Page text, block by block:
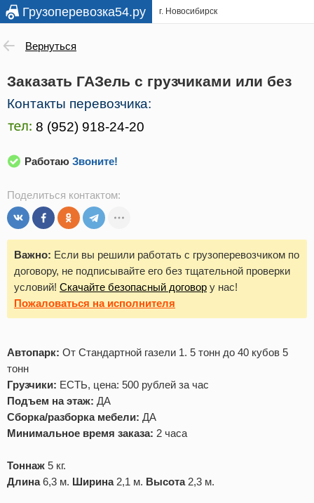
Грузоперевозка54.ру г. Новосибирск
Вернуться
Заказать ГАЗель с грузчиками или без
Контакты перевозчика:
Работаю Звоните!
Поделиться контактом:
Важно: Если вы решили работать с грузоперевозчиком по
договору, не подписывайте его без тщательной проверки
условий! Скачайте безопасный договор у нас!
Пожаловаться на исполнителя
Автопарк: От Стандартной газели 1. 5 тонн до 40 кубов 5
тонн
Грузчики: ЕСТЬ, цена: 500 рублей за час
Подъем на этаж: ДА
Сборка/разборка мебели: ДА
Минимальное время заказа: 2 часа
Тоннаж 5 кг.
Длина6,3 м. Ширина2,1 м. Высота2,3 м.